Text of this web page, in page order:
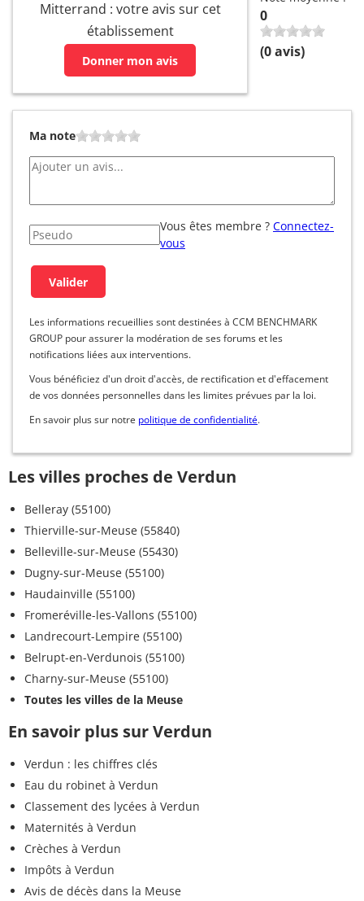
Mitterrand : votre avis sur cet
établissement
Donner mon avis
0
(0avis)
Ma note
Vous êtes membre ? Connectez-
vous
Les informations recueillies sont destinées à CCM BENCHMARK
GROUP pour assurer la modération de ses forums et les
notifications liées aux interventions.
Vous bénéficiez d'un droit d'accès, de rectification et d'effacement
de vos données personnelles dans les limites prévues par la loi.
En savoir plus sur notre politique de confidentialité.
Les villes proches de Verdun
Belleray (55100)
Thierville-sur-Meuse (55840)
Belleville-sur-Meuse (55430)
Dugny-sur-Meuse (55100)
Haudainville (55100)
Fromeréville-les-Vallons (55100)
Landrecourt-Lempire (55100)
Belrupt-en-Verdunois (55100)
Charny-sur-Meuse (55100)
Toutes les villes de la Meuse
En savoir plus sur Verdun
Verdun : les chiffres clés
Eau du robinet à Verdun
Classement des lycées à Verdun
Maternités à Verdun
Crèches à Verdun
Impôts à Verdun
Avis de décès dans la Meuse